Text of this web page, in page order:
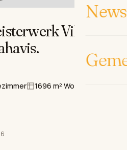
Villa in
.
1696 m² Wohnfläche